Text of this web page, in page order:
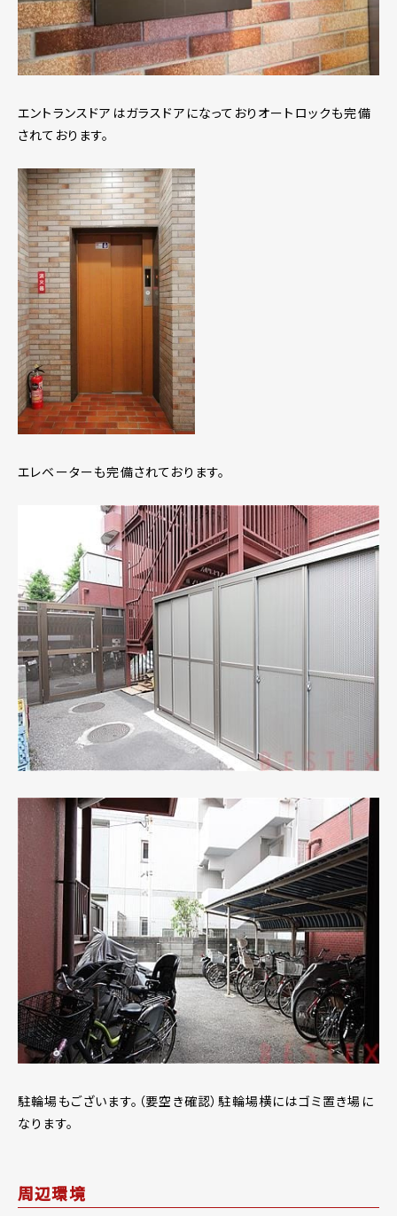
エントランスドアはガラスドアになっておりオートロックも完備
されております。
エレベーターも完備されております。
駐輪場もございます。（要空き確認）駐輪場横にはゴミ置き場に
なります。
周辺環境